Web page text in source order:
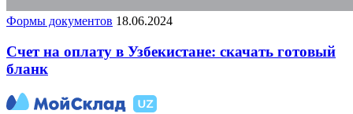
Формы документов 18.06.2024
Счет на оплату в Узбекистане: скачать готовый
бланк